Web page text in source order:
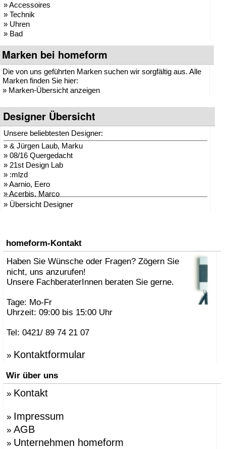
» Accessoires
» Technik
» Uhren
» Bad
Marken bei homeform
Die von uns geführten Marken suchen wir sorgfältig aus. Alle
Marken finden Sie hier:
» Marken-Übersicht anzeigen
Designer Übersicht
Unsere beliebtesten Designer:
» & Jürgen Laub, Marku
» 08/16 Quergedacht
» 21st Design Lab
» :mlzd
»Aarnio, Eero
»Acerbis, Marco
» Adam + Harborth
»AK47 Team
»Alberto Brogliato
»Alberto Fabbian
»Alex Sachetti
» Alexander Schenk
»amei
» Andrea Crosetta
»Andreas Ulbricht
»Anna-Maria Nilsson
»Antonio Norero
»Apartment 8
»Arne Jacobsen
»Atmosphere Globus
»Azumi, Shin & Tomoko
Babled, Emmanuel
»Bao-Nghi Droste
»Barnaby Gunning
» Übersicht Designer
homeform-Kontakt
Haben Sie Wünsche oder Fragen? Zögern Sie
nicht, uns anzurufen!
Unsere FachberaterInnen beraten Sie gerne.
Tage: Mo-Fr
Uhrzeit: 09:00 bis 15:00 Uhr
Tel: 0421/ 89 74 21 07
» Kontaktformular
Wir über uns
» Kontakt
» Impressum
» AGB
» Unternehmen homeform